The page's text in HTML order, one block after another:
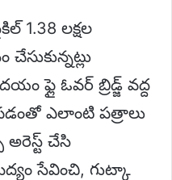
1.38 లక్షల
ఫ్లై ఓవర్ బ్రిడ్జ్ వద్ద
ఎలాంటి పత్రాలు
చేసి
సేవించి, గుట్కా